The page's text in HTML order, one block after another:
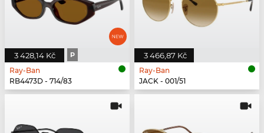
3 428,14 Kč P
Ray-Ban
RB4473D - 714/83
3 466,87 Kč
Ray-Ban
JACK - 001/51